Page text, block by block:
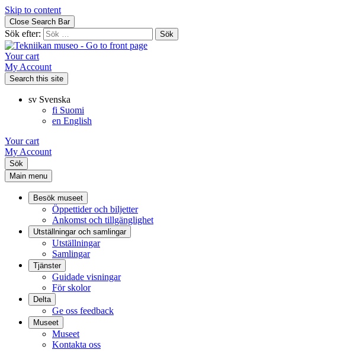
Skip to content
Close Search Bar
Sök efter:
Your cart
My Account
Search this site
sv Svenska
fi Suomi
en English
Your cart
My Account
Sök
Main menu
Besök museet
Öppettider och biljetter
Ankomst och tillgänglighet
Utställningar och samlingar
Utställningar
Samlingar
Tjänster
Guidade visningar
För skolor
Delta
Ge oss feedback
Museet
Museet
Kontakta oss